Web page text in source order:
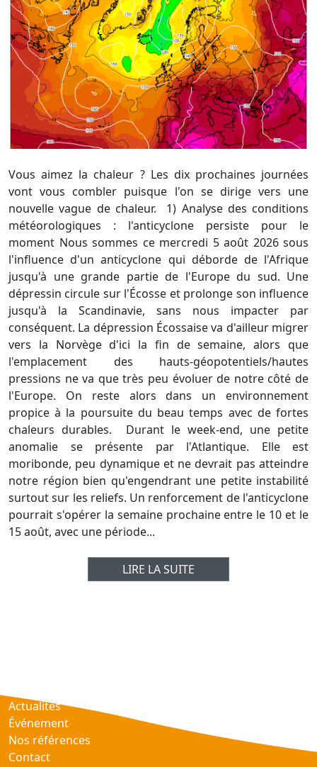
Vous aimez la chaleur ? Les dix prochaines journées
vont vous combler puisque l'on se dirige vers une
nouvelle vague de chaleur. 1) Analyse des conditions
météorologiques : l'anticyclone persiste pour le
moment Nous sommes ce mercredi 5 août 2026 sous
l'influence d'un anticyclone qui déborde de l'Afrique
jusqu'à une grande partie de l'Europe du sud. Une
dépressin circule sur l'Écosse et prolonge son influence
jusqu'à la Scandinavie, sans nous impacter par
conséquent. La dépression Écossaise va d'ailleur migrer
vers la Norvège d'ici la fin de semaine, alors que
l'emplacement des hauts-géopotentiels/hautes
pressions ne va que très peu évoluer de notre côté de
l'Europe. On reste alors dans un environnement
propice à la poursuite du beau temps avec de fortes
chaleurs durables. Durant le week-end, une petite
anomalie se présente par l'Atlantique. Elle est
moribonde, peu dynamique et ne devrait pas atteindre
notre région bien qu'engendrant une petite instabilité
surtout sur les reliefs. Un renforcement de l'anticyclone
pourrait s'opérer la semaine prochaine entre le 10 et le
15 août, avec une période...
LIRE LA SUITE
Actualités
Événement
Nos références
Contact